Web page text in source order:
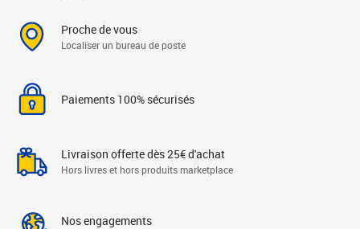
Proche de vous
Localiser un bureau de poste
Paiements 100% sécurisés
Livraison offerte dès 25€ d'achat
Hors livres et hors produits marketplace
Nos engagements